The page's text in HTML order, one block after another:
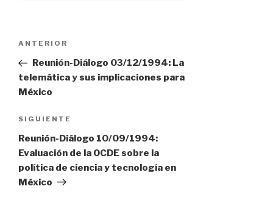
Navegación
de
entradas
Entrada
anterior:
ANTERIOR
Reunión-Diálogo 03/12/1994: La
telemática y sus implicaciones para
México
Siguiente
entrada
SIGUIENTE
Reunión-Diálogo 10/09/1994:
Evaluación de la OCDE sobre la
política de ciencia y tecnología en
México